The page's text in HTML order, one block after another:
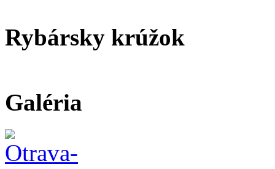
Rybársky krúžok
Galéria